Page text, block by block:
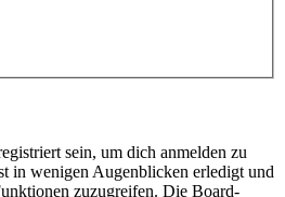
sein, um dich anmelden zu
in wenigen Augenblicken erledigt und
zuzugreifen. Die Board-